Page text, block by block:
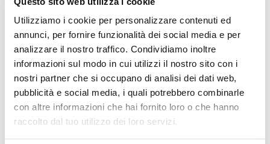
Utilizziamo i cookie per personalizzare contenuti ed
annunci, per fornire funzionalità dei social media e per
analizzare il nostro traffico. Condividiamo inoltre
informazioni sul modo in cui utilizzi il nostro sito con i
nostri partner che si occupano di analisi dei dati web,
pubblicità e social media, i quali potrebbero combinarle
con altre informazioni che hai fornito loro o che hanno
raccolto dal tuo utilizzo dei loro servizi.
Tecniche di stampa
Area di personalizzazione
Domande e risposte